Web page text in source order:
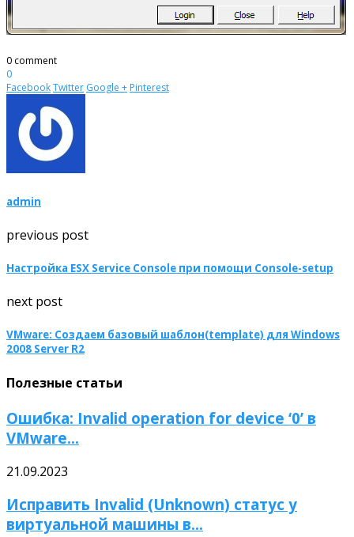
0 comment
0
FacebookTwitter Google + Pinterest
admin
previous post
Настройка ESX Service Console при помощи Console-setup
next post
VMware: Создаем базовый шаблон(template) для Windows
2008 Server R2
Полезные статьи
Ошибка: Invalid operation for device ‘0’ в
VMware...
21.09.2023
Исправить Invalid (Unknown) статус у
виртуальной машины в...